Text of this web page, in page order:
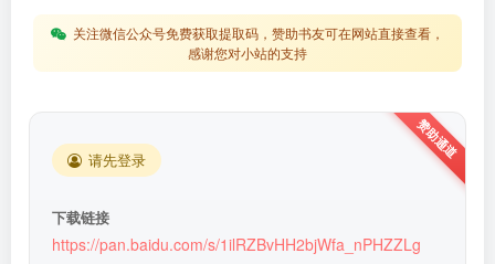
关注微信公众号免费获取提取码，赞助书友可在网站直接查看，
感谢您对小站的支持
请先登录
下载链接
https://pan.baidu.com/s/1ilRZBvHH2bjWfa_nPHZZLg